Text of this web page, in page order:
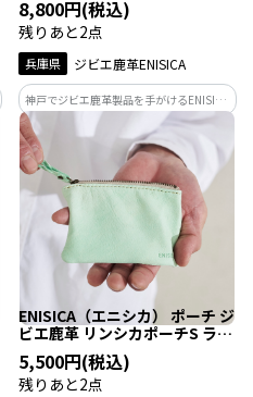
8,800円(税込)
残りあと2点
兵庫県 ジビエ鹿革ENISICA
神戸でジビエ鹿革製品を手がけるENISICA
が作った、しなやかで軽い、見た目より
たくさん入るポーチ。カラーは雪曇（ゆ
きぐもり）、極寒の大地・北海道の、薄
日が差し込む雪景色を思わせるライトグ
レー。
ENISICA（エニシカ） ポーチ ジ
ビエ鹿革 リンシカポーチS ラム
ネ 1個
5,500円(税込)
残りあと2点